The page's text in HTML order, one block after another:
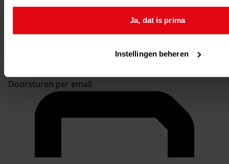
Ja, dat is prima
Instellingen beheren
Doorsturen per email